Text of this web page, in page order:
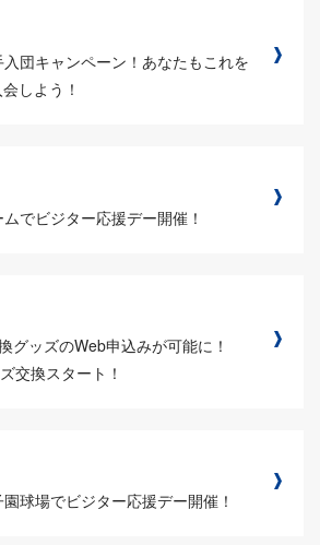
団キャンペーン！あなたもこれを
しよう！
でビジター応援デー開催！
グッズのWeb申込みが可能に！
交換スタート！
球場でビジター応援デー開催！